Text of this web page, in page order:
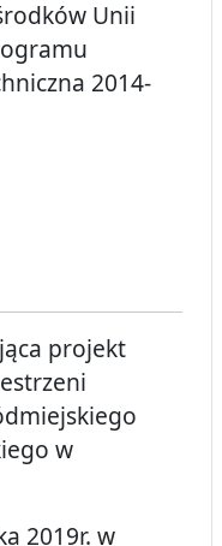
Unii
2014-
projekt
w
2019r. w